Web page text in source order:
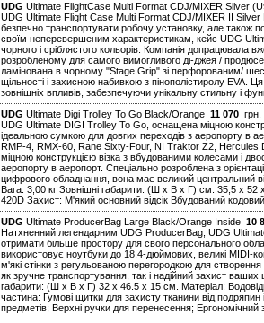
UDG Ultimate FlightCase Multi Format CDJ/MIXER Silver
UDG Ultimate Flight Case Multi Format CDJ/MIXER II Silver
безпечно транспортувати робочу установку, але також
своїм неперевершеним характеристикам, кейс UDG
чорного і сріблястого кольорів. Компанія допрацювала
розробленому для самого вимогливого ді-джея /
ламінована в чорному "Stage Grip" зі перфорованим/
щільності і захисною набивкою з пінополістиролу EVA.
зовнішніх впливів, забезпечуючи унікальну стильну і
UDG Ultimate Digi Trolley To Go Black/Orange 11 070 грн.
UDG Ultimate DIGI Trolley To Go, оснащена міцною
ідеальною сумкою для довгих переходів з аеропорту в
RMP-4, RMX-60, Rane Sixty-Four, NI Traktor Z2,
міцною конструкцією візка з вбудованими колесами і
аеропорту в аеропорт. Спеціально розроблена з
цифрового обладнання, вона має великий центральний
Вага: 3,00 кг Зовнішні габарити: (Ш х В х Г) см: 35,5 x
420D Захист: М'який основний відсік Вбудований
UDG Ultimate ProducerBag Large Black/Orange Inside 10
Натхненний легендарним UDG ProducerBag, UDG
отримати більше простору для свого персонального
використовує ноутбуки до 18,4-дюймових, великі MIDI-
м'які стінки з регульованою перегородкою для
як зручне транспортування, так і надійний захист
габарити: (Ш х В х Г) 32 x 46.5 x 15 см. Матеріал:
частина: Гумові щитки для захисту тканини від
предметів; Верхні ручки для перенесення;